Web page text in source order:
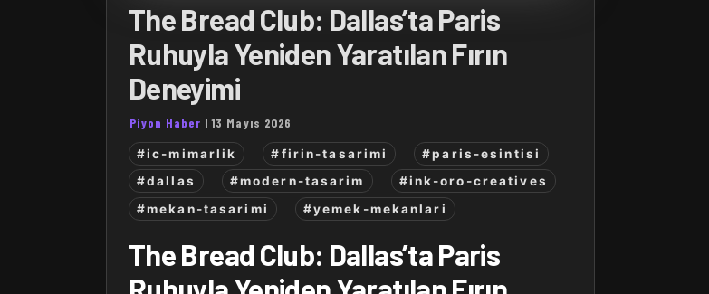
The Bread Club: Dallas’ta Paris
Ruhuyla Yeniden Yaratılan Fırın
Deneyimi
Piyon Haber |13 Mayıs 2026
#ic-mimarlik #firin-tasarimi
#paris-esintisi
#dallas
#modern-tasarim
#ink-oro-creatives
#mekan-tasarimi
#yemek-mekanlari
The Bread Club: Dallas’ta Paris